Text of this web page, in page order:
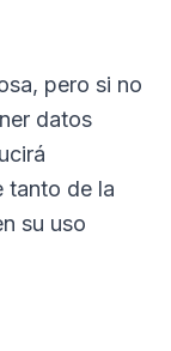
pero si no
datos
tanto de la
su uso